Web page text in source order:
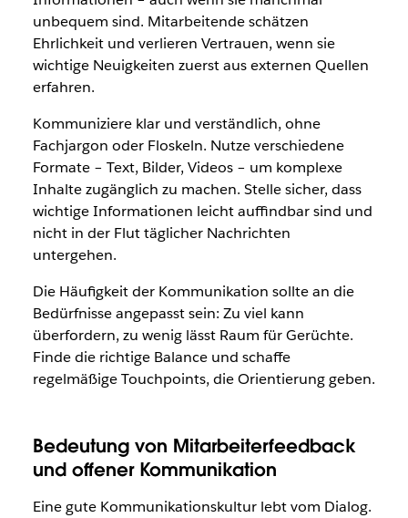
unbequem sind. Mitarbeitende schätzen
Ehrlichkeit und verlieren Vertrauen, wenn sie
wichtige Neuigkeiten zuerst aus externen Quellen
erfahren.
Kommuniziere klar und verständlich, ohne
Fachjargon oder Floskeln. Nutze verschiedene
Formate – Text, Bilder, Videos – um komplexe
Inhalte zugänglich zu machen. Stelle sicher, dass
wichtige Informationen leicht auffindbar sind und
nicht in der Flut täglicher Nachrichten
untergehen.
Die Häufigkeit der Kommunikation sollte an die
Bedürfnisse angepasst sein: Zu viel kann
überfordern, zu wenig lässt Raum für Gerüchte.
Finde die richtige Balance und schaffe
regelmäßige Touchpoints, die Orientierung geben.
Bedeutung von Mitarbeiterfeedback
und offener Kommunikation
Eine gute Kommunikationskultur lebt vom Dialog.